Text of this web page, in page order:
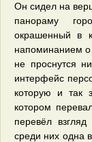
Он сидел на
панораму
окрашенный в
напоминанием
не проснутся
интерфейс
которую и так
котором
перевёл
среди них одна